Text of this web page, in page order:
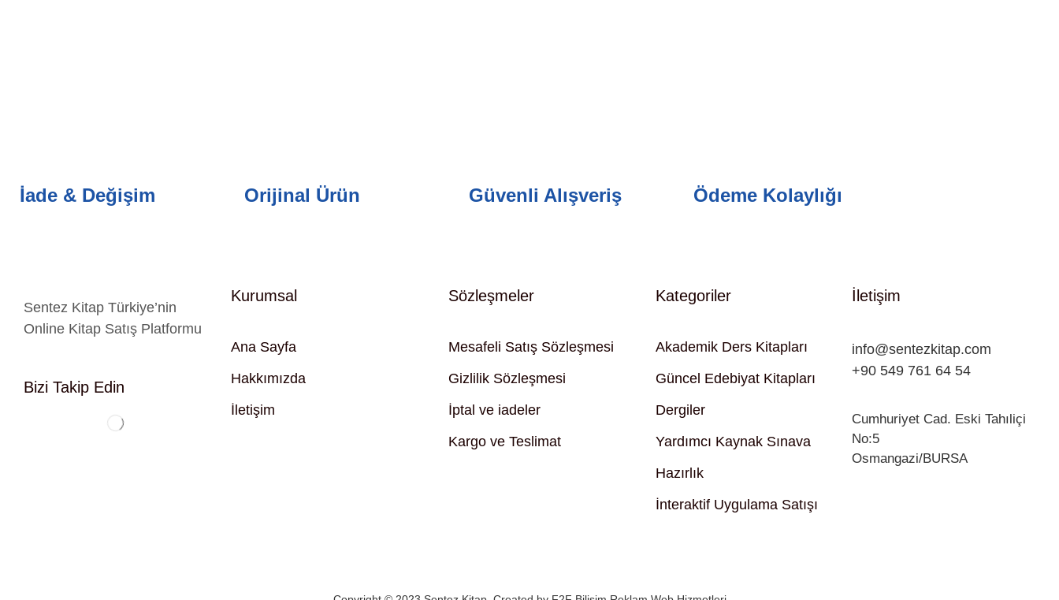
İade & Değişim Orijinal Ürün Güvenli Alışveriş Ödeme Kolaylığı
Sentez Kitap Türkiye’nin
Online Kitap Satış Platformu
Bizi Takip Edin
Kurumsal
Ana Sayfa
Hakkımızda
İletişim
Sözleşmeler
Mesafeli Satış Sözleşmesi
Gizlilik Sözleşmesi
İptal ve iadeler
Kargo ve Teslimat
Kategoriler
Akademik Ders Kitapları
Güncel Edebiyat Kitapları
Dergiler
Yardımcı Kaynak Sınava
Hazırlık
İnteraktif Uygulama Satışı
İletişim
info@sentezkitap.com
+90 549 761 64 54
Cumhuriyet Cad. Eski Tahıliçi
No:5
Osmangazi/BURSA